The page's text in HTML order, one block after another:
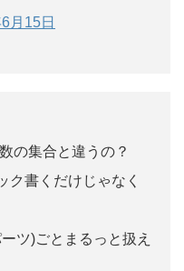
月15日
の集合と違うの？
ク書くだけじゃなく
ツ)ごとまるっと扱え